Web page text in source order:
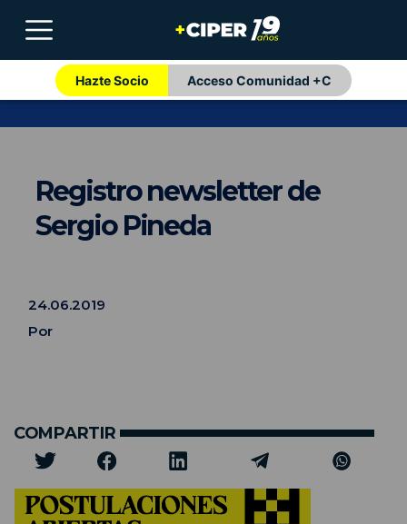
Hazte Socio Acceso Comunidad +C
Registro newsletter de
Sergio Pineda
24.06.2019
Por
COMPARTIR